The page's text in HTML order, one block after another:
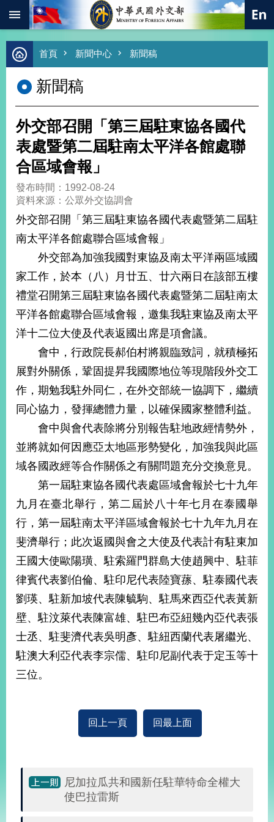
跳到主要內容區塊
進
階
尋
熱
總
合
外
交
價
值
經
濟
不
落
國
海
和
平
護
回
頁
站
導
覽
關
於
本
部
新
中
心
外
交
資
訊
傳
首頁 新聞中心 新聞稿
新聞稿
外交部召開「第三屆駐東協各國代
表處暨第二屆駐南太平洋各館處聯
合區域會報」
發布時間：1992-08-24
資料來源：公眾外交協調會
外交部召開「第三屆駐東協各國代表處暨第二屆駐
南太平洋各館處聯合區域會報」
外交部為加強我國對東協及南太平洋兩區域國
家工作，於本（八）月廿五、廿六兩日在該部五樓
禮堂召開第三屆駐東協各國代表處暨第二屆駐南太
平洋各館處聯合區域會報，邀集我駐東協及南太平
洋十二位大使及代表返國出席是項會議。
會中，行政院長郝伯村將親臨致詞，就積極拓
展對外關係，鞏固提昇我國際地位等現階段外交工
作，期勉我駐外同仁，在外交部統一協調下，繼續
同心協力，發揮總體力量，以確保國家整體利益。
會中與會代表除將分別報告駐地政經情勢外，
並將就如何因應亞太地區形勢變化，加強我與此區
域各國政經等合作關係之有關問題充分交換意見。
第一屆駐東協各國代表處區域會報於七十九年
九月在臺北舉行，第二屆於八十年七月在泰國舉
行，第一屆駐南太平洋區域會報於七十九年九月在
斐濟舉行；此次返國與會之大使及代表計有駐東加
王國大使歐陽璜、駐索羅門群島大使趙興中、駐菲
律賓代表劉伯倫、駐印尼代表陸寶蓀、駐泰國代表
劉瑛、駐新加坡代表陳毓駒、駐馬來西亞代表黃新
壁、駐汶萊代表陳富雄、駐巴布亞紐幾內亞代表張
士丞、駐斐濟代表吳明彥、駐紐西蘭代表屠繼光、
駐澳大利亞代表李宗儒、駐印尼副代表于定玉等十
三位。
回上一頁 回最上面
尼加拉瓜共和國新任駐華特命全權大
使巴拉雷斯